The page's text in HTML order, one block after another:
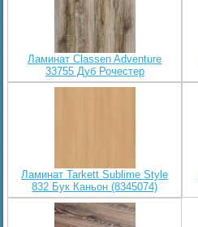
Ламинат Classen Adventure
33755 Дуб Рочестер
Ламинат Tarkett Sublime Style
832 Бук Каньон (8345074)